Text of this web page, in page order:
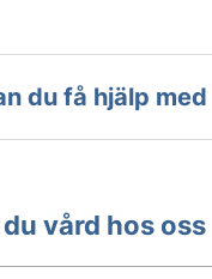
du få hjälp med
vård hos oss